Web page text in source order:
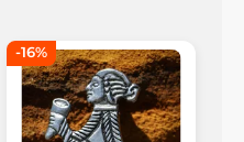
-16%